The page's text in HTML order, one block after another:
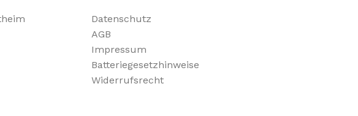
Datenschutz
AGB
Impressum
Batteriegesetzhinweise
Widerrufsrecht